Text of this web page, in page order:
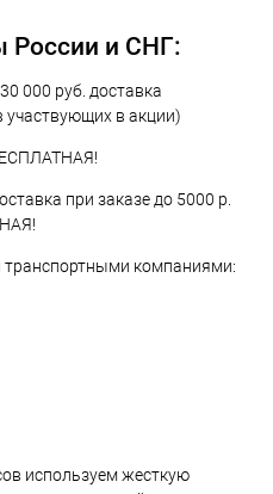
России и СНГ:
000 руб. доставка
в акции)
при заказе до 5000 р.
компаниями:
используем жесткую